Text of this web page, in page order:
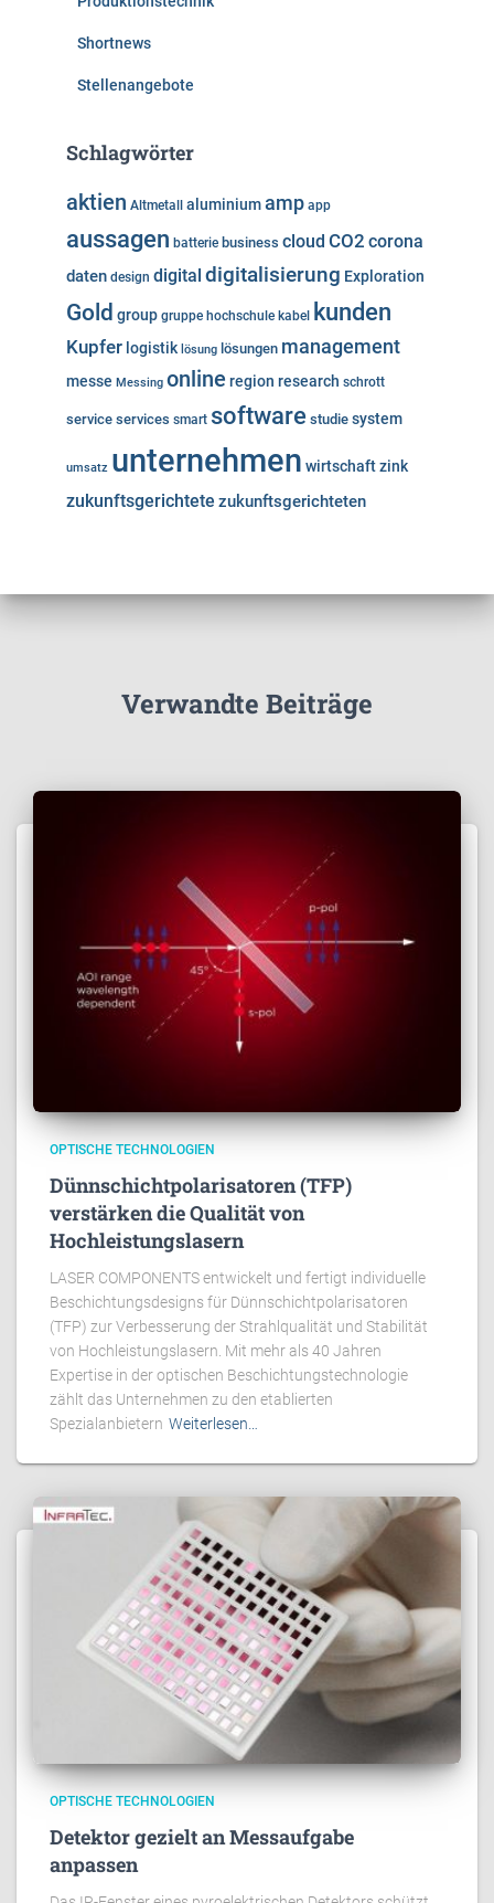
Shortnews
Stellenangebote
Schlagwörter
aktien Altmetall aluminiumamp app
aussagen batterie business cloud CO2 corona
daten design digital digitalisierung Exploration
Gold group gruppe hochschule kabel kunden
Kupfer logistik lösung lösungen management
messe Messing online region research schrott
service services smart software studie system
umsatz unternehmen wirtschaftzink
zukunftsgerichtete zukunftsgerichteten
Verwandte Beiträge
OPTISCHE TECHNOLOGIEN
Dünnschichtpolarisatoren (TFP)
verstärken die Qualität von
Hochleistungslasern
LASER COMPONENTS entwickelt und fertigt individuelle
Beschichtungsdesigns für Dünnschichtpolarisatoren
(TFP) zur Verbesserung der Strahlqualität und Stabilität
von Hochleistungslasern. Mit mehr als 40 Jahren
Expertise in der optischen Beschichtungstechnologie
zählt das Unternehmen zu den etablierten
Spezialanbietern Weiterlesen…
OPTISCHE TECHNOLOGIEN
Detektor gezielt an Messaufgabe
anpassen